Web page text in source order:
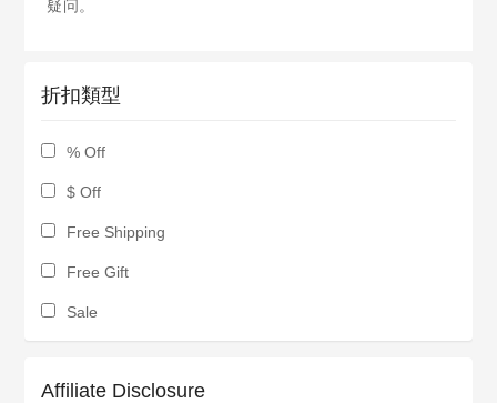
疑问。
折扣類型
% Off
$ Off
Free Shipping
Free Gift
Sale
Affiliate Disclosure